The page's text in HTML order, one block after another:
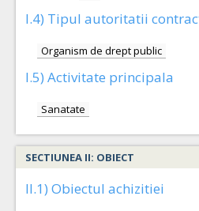
I.4) Tipul autoritatii
Organism de drept public
I.5) Activitate principala
Sanatate
SECTIUNEA II: OBIECT
II.1) Obiectul achizitiei